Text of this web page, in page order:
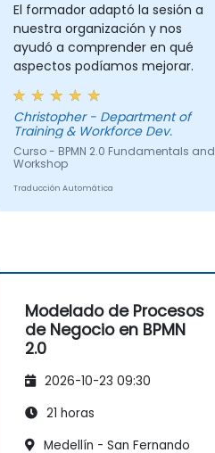
El formador adaptó la sesión a
nuestra organización y nos
ayudó a comprender en qué
aspectos podíamos mejorar.
Christopher - Department of
Training & Workforce Dev.
Curso - BPMN 2.0 Fundamentals and
Workshop
Traducción Automática
Modelado de Procesos
de Negocio en BPMN
2.0
2026-10-23 09:30
21 horas
Medellín - San Fernando